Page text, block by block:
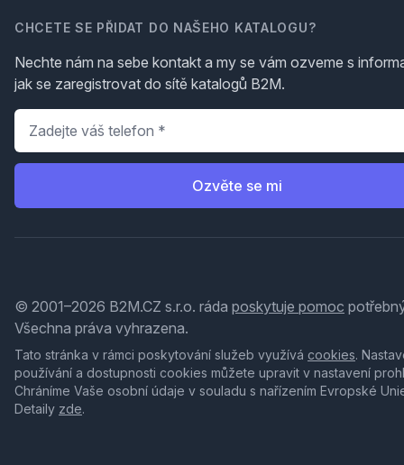
CHCETE SE PŘIDAT DO NAŠEHO KATALOGU?
Nechte nám na sebe kontakt a my se vám ozveme s
jak se zaregistrovat do sítě katalogů B2M.
Telefon
Ozvěte se mi
© 2001–2026 B2M.CZ s.r.o. ráda poskytuje pomoc
Všechna práva vyhrazena.
Tato stránka v rámci poskytování služeb využívá cookies.
používání a dostupnosti cookies můžete upravit v nastavení
Chráníme Vaše osobní údaje v souladu s nařízením Evropské
Detaily zde.